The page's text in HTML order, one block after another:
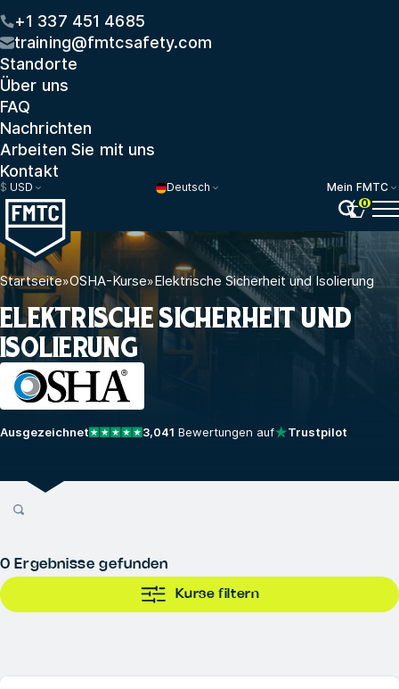
+1 337 451 4685
training@fmtcsafety.com
Standorte
Über uns
FAQ
Nachrichten
Arbeiten Sie mit uns
Kontakt
$ USD Deutsch
Mein FMTC
0
Startseite»OSHA-Kurse»Elektrische Sicherheit und Isolierung
ELEKTRISCHE SICHERHEIT UND
ISOLIERUNG
Ausgezeichnet 3,041 Bewertungen auf Trustpilot
0 Ergebnisse gefunden
Kurse filtern